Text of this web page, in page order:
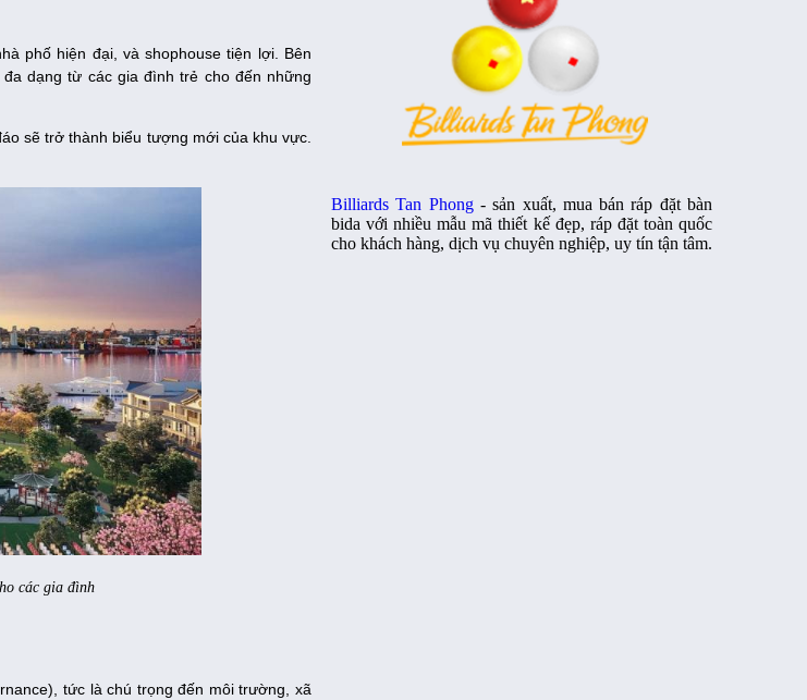
phố hiện đại, và shophouse tiện lợi. Bên
dạng từ các gia đình trẻ cho đến những
sẽ trở thành biểu tượng mới của khu vực.
các gia đình
tức là chú trọng đến môi trường, xã
Billiards Tan Phong- sản xuất, mua bán ráp đặt bàn
bida với nhiều mẫu mã thiết kế đẹp, ráp đặt toàn quốc
cho khách hàng, dịch vụ chuyên nghiệp, uy tín tận tâm.